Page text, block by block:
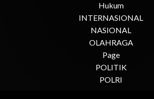
Hukum
INTERNASIONAL
NASIONAL
OLAHRAGA
Page
POLITIK
POLRI